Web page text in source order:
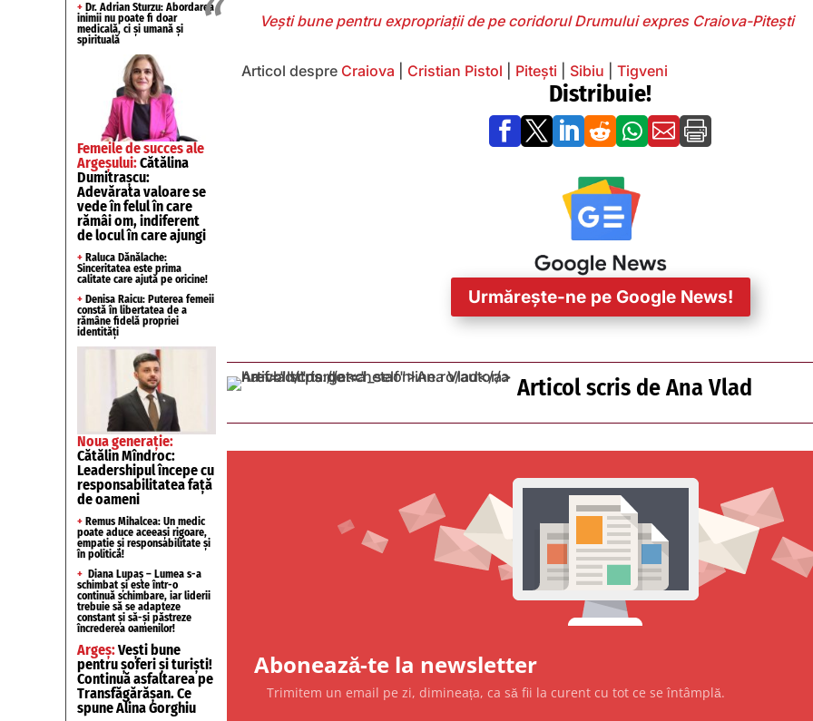
+ Dr. Adrian Sturzu: Abordarea
inimii nu poate fi doar
medicală, ci și umană și
spirituală
Femeile de succes ale
Argeșului:Cătălina
Dumitrașcu:
Adevărata valoare se
vede în felul în care
rămâi om, indiferent
de locul în care ajungi
+ Raluca Dănălache:
Sinceritatea este prima
calitate care ajută pe oricine!
+ Denisa Raicu: Puterea femeii
constă în libertatea de a
rămâne fidelă propriei
identități
Noua generație:
Cătălin Mîndroc:
Leadershipul începe cu
responsabilitatea față
de oameni
+ Remus Mihalcea: Un medic
poate aduce aceeași rigoare,
empatie și responsabilitate și
în politică!
+ Diana Lupaș – Lumea s-a
schimbat și este într-o
continuă schimbare, iar liderii
trebuie să se adapteze
constant și să-și păstreze
încrederea oamenilor!
Argeș:Vești bune
pentru șoferi și turiști!
Continuă asfaltarea pe
Transfăgărășan. Ce
spune Alina Gorghiu
Vești bune pentru expropriații de pe coridorul Drumului expres Craiova-Pitești
Articol despre Craiova Cristian Pistol Pitești Sibiu Tigveni
Distribuie!
      
Urmărește-ne pe Google News!
Articol scris deAna Vlad
Abonează-te la newsletter
Trimitem un email pe zi, dimineața, ca să fii la curent cu tot ce se întâmplă.